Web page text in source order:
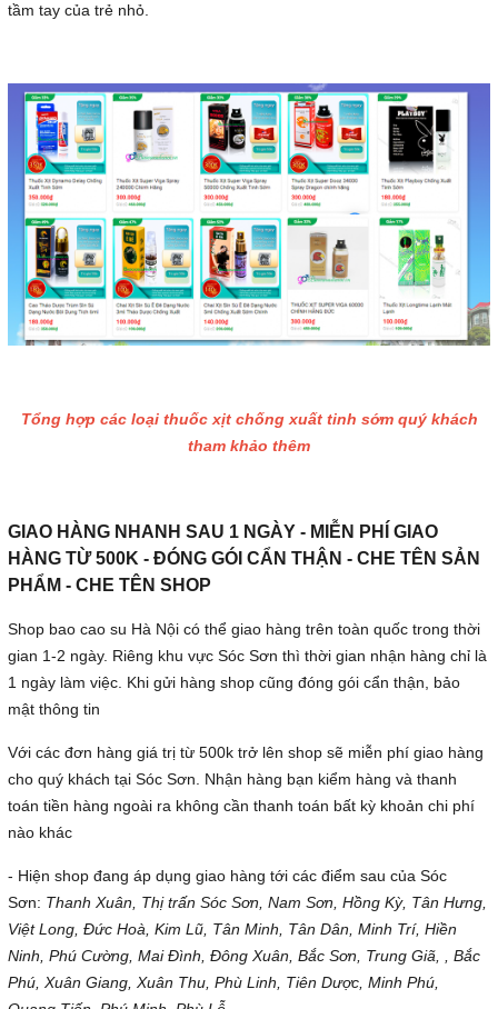
tầm tay của trẻ nhỏ.
Tổng hợp các loại thuốc xịt chống xuất tinh sớm quý khách
tham khảo thêm
GIAO HÀNG NHANH SAU 1 NGÀY - MIỄN PHÍ GIAO
HÀNG TỪ 500K - ĐÓNG GÓI CẨN THẬN - CHE TÊN SẢN
PHẨM - CHE TÊN SHOP
Shop bao cao su Hà Nội có thể giao hàng trên toàn quốc trong thời
gian 1-2 ngày. Riêng khu vực Sóc Sơn thì thời gian nhận hàng chỉ là
1 ngày làm việc. Khi gửi hàng shop cũng đóng gói cẩn thận, bảo
mật thông tin
Với các đơn hàng giá trị từ 500k trở lên shop sẽ miễn phí giao hàng
cho quý khách tại Sóc Sơn. Nhận hàng bạn kiểm hàng và thanh
toán tiền hàng ngoài ra không cần thanh toán bất kỳ khoản chi phí
nào khác
- Hiện shop đang áp dụng giao hàng tới các điểm sau của Sóc
Sơn: Thanh Xuân, Thị trấn Sóc Sơn, Nam Sơn, Hồng Kỳ, Tân Hưng,
Việt Long, Đức Hoà, Kim Lũ, Tân Minh, Tân Dân, Minh Trí, Hiền
Ninh, Phú Cường, Mai Đình, Đông Xuân, Bắc Sơn, Trung Giã, , Bắc
Phú, Xuân Giang, Xuân Thu, Phù Linh, Tiên Dược, Minh Phú,